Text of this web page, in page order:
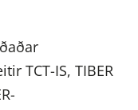
TCT-IS, TIBER